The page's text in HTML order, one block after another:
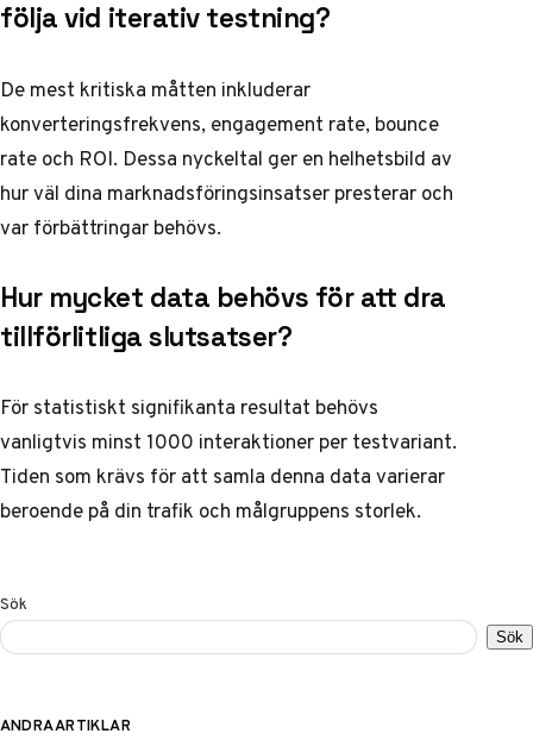
följa vid iterativ testning?
De mest kritiska måtten inkluderar
konverteringsfrekvens, engagement rate, bounce
rate och ROI. Dessa nyckeltal ger en helhetsbild av
hur väl dina marknadsföringsinsatser presterar och
var förbättringar behövs.
Hur mycket data behövs för att dra
tillförlitliga slutsatser?
För statistiskt signifikanta resultat behövs
vanligtvis minst 1000 interaktioner per testvariant.
Tiden som krävs för att samla denna data varierar
beroende på din trafik och målgruppens storlek.
Sök
Sök
ANDRA ARTIKLAR